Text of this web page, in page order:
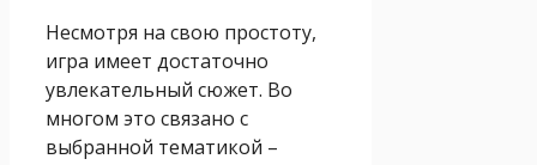
Несмотря на свою простоту,
игра имеет достаточно
увлекательный сюжет. Во
многом это связано с
выбранной тематикой –